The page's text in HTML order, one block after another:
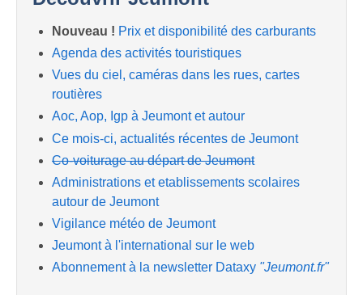
Nouveau ! Prix et disponibilité des carburants
Agenda des activités touristiques
Vues du ciel, caméras dans les rues, cartes
routières
Aoc, Aop, Igp à Jeumont et autour
Ce mois-ci, actualités récentes de Jeumont
Co-voiturage au départ de Jeumont
Administrations et etablissements scolaires
autour de Jeumont
Vigilance météo de Jeumont
Jeumont à l'international sur le web
Abonnement à la newsletter Dataxy "Jeumont.fr"